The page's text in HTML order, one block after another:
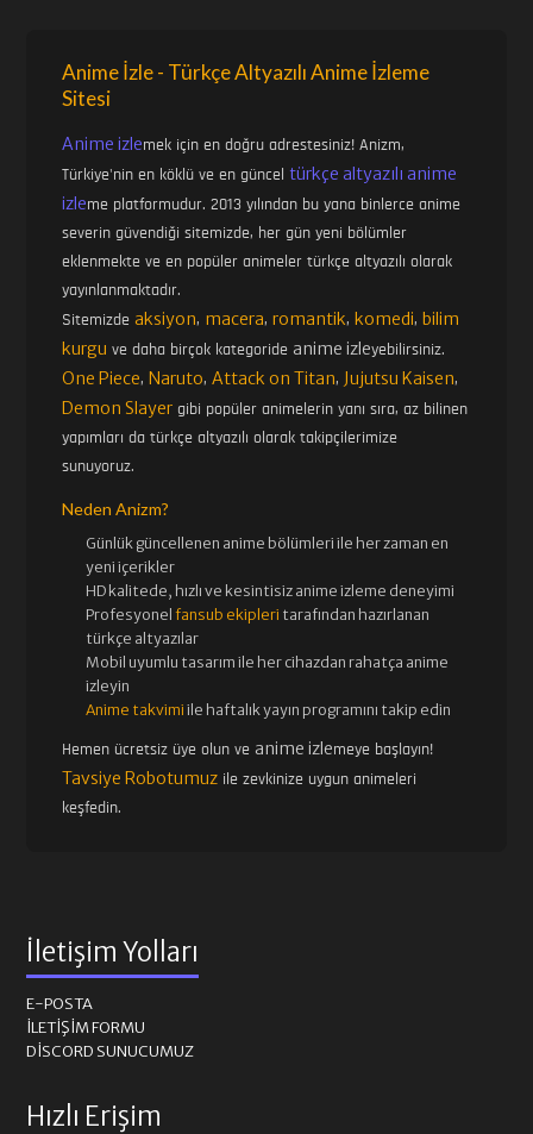
Anime İzle - Türkçe Altyazılı Anime İzleme
Sitesi
Anime izlemek için en doğru adrestesiniz! Anizm,
Türkiye'nin en köklü ve en günceltürkçe altyazılı anime
izleme platformudur. 2013 yılından bu yana binlerce anime
severin güvendiği sitemizde, her gün yeni bölümler
eklenmekte ve en popüler animeler türkçe altyazılı olarak
yayınlanmaktadır.
Sitemizdeaksiyon, macera,romantik, komedi, bilim
kurgu ve daha birçok kategoride anime izleyebilirsiniz.
One Piece, Naruto,Attack on Titan, Jujutsu Kaisen,
Demon Slayer gibi popüler animelerin yanı sıra, az bilinen
yapımları da türkçe altyazılı olarak takipçilerimize
sunuyoruz.
Neden Anizm?
Günlük güncellenen anime bölümleri ile her zaman en
yeni içerikler
HD kalitede, hızlı ve kesintisiz anime izleme deneyimi
Profesyonelfansub ekipleri tarafından hazırlanan
türkçe altyazılar
Mobil uyumlu tasarım ile her cihazdan rahatça anime
izleyin
Anime takvimi ile haftalık yayın programını takip edin
Hemen ücretsiz üye olun ve anime izlemeye başlayın!
Tavsiye Robotumuz ile zevkinize uygun animeleri
keşfedin.
İletişim Yolları
E-POSTA
İLETIŞIM FORMU
DISCORD SUNUCUMUZ
Hızlı Erişim